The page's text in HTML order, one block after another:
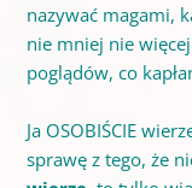
nazywać magami,
nie mniej nie
poglądów, co
Ja OSOBIŚCIE
sprawę z tego, że